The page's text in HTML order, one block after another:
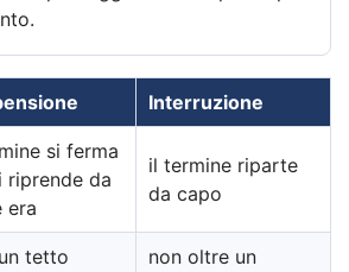
Interruzione
si ferma
riprende da
era
il termine riparte
da capo
tetto
non oltre un